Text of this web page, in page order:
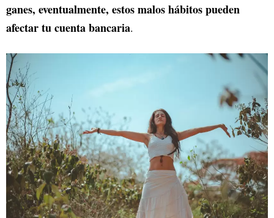
ganes, eventualmente, estos malos hábitos pueden
afectar tu cuenta bancaria.